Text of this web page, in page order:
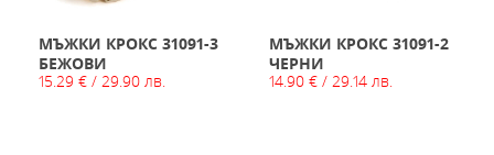
МЪЖКИ КРОКС 31091-3
БЕЖОВИ
15.29 € / 29.90 лв.
МЪЖКИ КРОКС 31091-2
ЧЕРНИ
14.90 € / 29.14 лв.